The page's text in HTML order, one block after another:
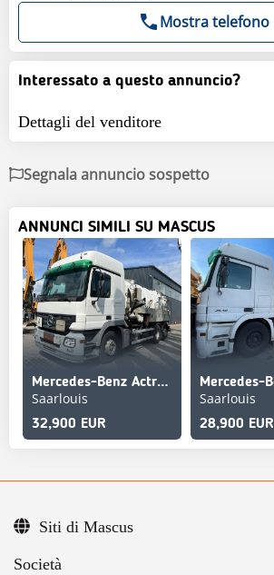
Mostra telefono
Interessato a questo annuncio?
Dettagli del venditore
Segnala annuncio sospetto
ANNUNCI SIMILI SU MASCUS
Mercedes-Benz Actros 2541 L
Saarlouis
32,900 EUR
Saarlouis
28,900 EUR
Società
Siti di Mascus